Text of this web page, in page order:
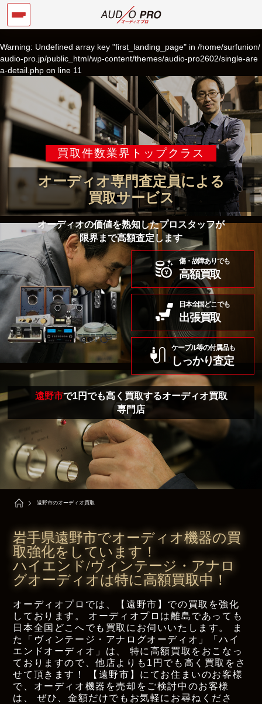
Warning: Undefined array key "first_landing_page" in /home/surfunion/
audio-pro.jp/public_html/wp-content/themes/audio-pro2602/single-are
a-detail.php on line 11
遠野市で1円でも高く買取するオーディオ買取
専門店
買取件数業界トップクラス
オーディオ専門査定員による
買取サービス
オーディオの価値を熟知したプロスタッフが
限界まで高額査定します
傷・故障ありでも
高額買取
日本全国どこでも
出張買取
ケーブル等の付属品も
しっかり査定
遠野市のオーディオ買取
岩手県遠野市でオーディオ機器の買
取強化をしています！
ハイエンド/ヴィンテージ・アナロ
グオーディオは特に高額買取中！
オーディオプロでは、【遠野市】での買取を強化
しております。
オーディオプロは離島であっても
日本全国どこへでも買取にお伺いいたします。
ま
た「ヴィンテージ・アナログオーディオ」「ハイ
エンドオーディオ」は、
特に高額買取をおこなっ
ておりますので、他店よりも1円でも高く買取をさ
せて頂きます！
【遠野市】にてお住まいのお客様
で、オーディオ機器を売却をご検討中のお客様
は、
ぜひ、金額だけでもお気軽にお尋ねくださ